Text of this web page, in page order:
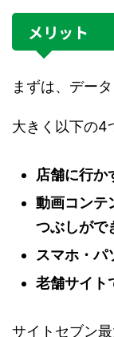
メリット
まずは、デー
大きく以下の4
店舗に行か
動画コンテ
つぶしがで
スマホ・パ
老舗サイト
サイトセブン